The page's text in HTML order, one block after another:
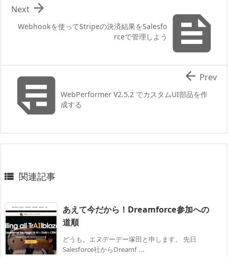

Webhookを使ってStripeの決済結果をSalesfo
rceで管理しよう

Next
WebPerformer V2.5.2 でカスタムUI部品を作
成する
 Prev
 関連記事
あえて今だから！Dreamforce参加への
道順
どうも。エヌデーデー塚田と申します。 先日
Salesforce社からDreamf ...